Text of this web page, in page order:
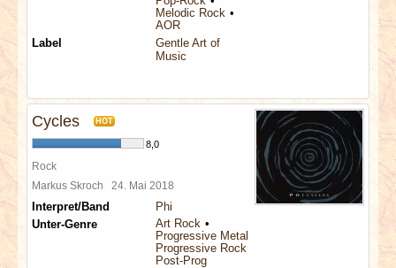
Melodic Rock
AOR
Label
Gentle Art of
Music
Cycles HOT
8,0
Rock
Markus Skroch 24. Mai 2018
Interpret/Band
Phi
Unter-Genre
Art Rock
Progressive Metal
Progressive Rock
Post-Prog